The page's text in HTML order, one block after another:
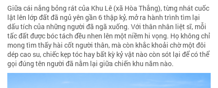
Giữa cái nắng bỏng rát của Khu Lê (xã Hòa Thắng), từng nhát cuốc
lật lên lớp đất đã ngủ yên gần 6 thập kỷ, mở ra hành trình tìm lại
dấu tích của những người đã ngã xuống. Với thân nhân liệt sĩ, mỗi
tấc đất được bóc tách đều nhen lên một niềm hi vọng. Họ không chỉ
mong tìm thấy hài cốt người thân, mà còn khắc khoải chờ một đôi
dép cao su, chiếc kẹp tóc hay bất kỳ kỷ vật nào còn sót lại để có thể
gọi đúng tên người đã nằm lại giữa chiến khu năm nào.